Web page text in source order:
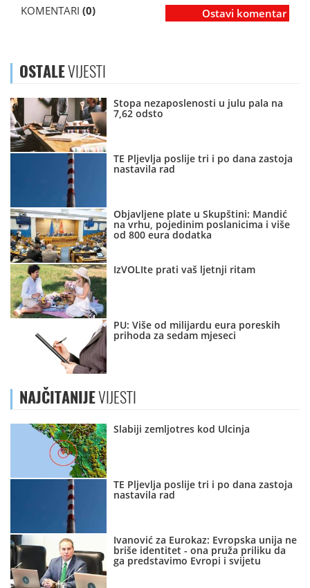
KOMENTARI (0) Ostavi komentar
OSTALEVIJESTI
Stopa nezaposlenosti u julu pala na
7,62 odsto
TE Pljevlja poslije tri i po dana zastoja
nastavila rad
Objavljene plate u Skupštini: Mandić
na vrhu, pojedinim poslanicima i više
od 800 eura dodatka
IzVOLIte prati vaš ljetnji ritam
PU: Više od milijardu eura poreskih
prihoda za sedam mjeseci
NAJČITANIJEVIJESTI
Slabiji zemljotres kod Ulcinja
TE Pljevlja poslije tri i po dana zastoja
nastavila rad
Ivanović za Eurokaz: Evropska unija ne
briše identitet - ona pruža priliku da
ga predstavimo Evropi i svijetu